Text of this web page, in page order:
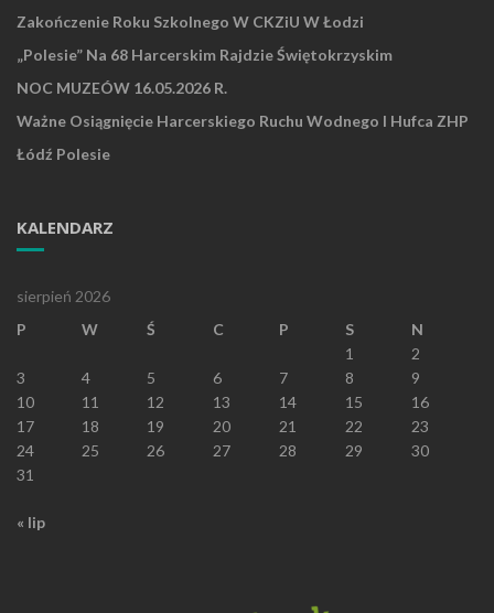
Zakończenie Roku Szkolnego W CKZiU W Łodzi
„Polesie” Na 68 Harcerskim Rajdzie Świętokrzyskim
NOC MUZEÓW 16.05.2026 R.
Ważne Osiągnięcie Harcerskiego Ruchu Wodnego I Hufca ZHP
Łódź Polesie
KALENDARZ
sierpień 2026
P
W Ś C P S
N
1
2
3
4 5 6 7 8
9
10
11 12 13 14 15
16
17
18 19 20 21 22
23
24
25 26 27 28 29
30
31
« lip